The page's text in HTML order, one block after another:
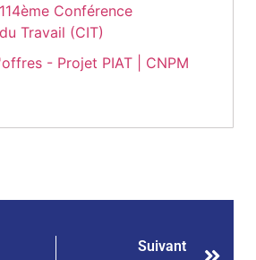
Conférence
Travail (CIT)
- Projet PIAT | CNPM
Suivant